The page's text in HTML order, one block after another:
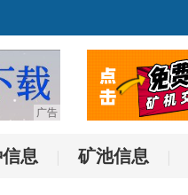
息 矿池信息